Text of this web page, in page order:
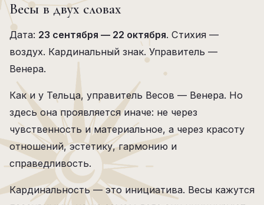
Весы в двух словах
Дата: 23 сентября — 22 октября. Стихия —
воздух. Кардинальный знак. Управитель —
Венера.
Как и у Тельца, управитель Весов — Венера. Но
здесь она проявляется иначе: не через
чувственность и материальное, а через красоту
отношений, эстетику, гармонию и
справедливость.
Кардинальность — это инициатива. Весы кажутся